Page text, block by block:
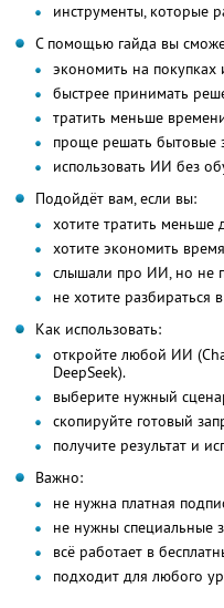
инструменты, которые
С помощью гайда вы
экономить на покупках
быстрее принимать
тратить меньше
проще решать бытовые
использовать ИИ без
Подойдёт вам, если вы:
хотите тратить меньше
хотите экономить
слышали про ИИ, но не
не хотите разбираться
Как использовать:
откройте любой ИИ
DeepSeek).
выберите нужный
скопируйте готовый
получите результат и
Важно:
не нужна платная
не нужны специальные
всё работает в
подходит для любого